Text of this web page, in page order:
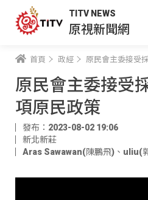
TITV NEWS
原視新聞網
首頁 政經 原民會主委接受
原民會主委接受
項原民政策
發布：2023-08-02 19:06
新北新莊
Aras Sawawan(陳鵬飛) 、 uliu(